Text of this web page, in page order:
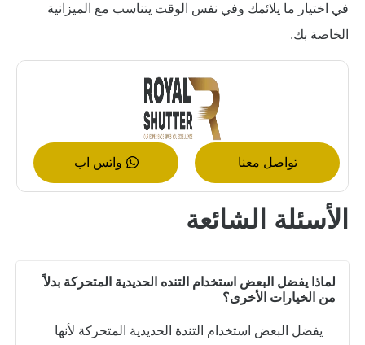
في اختيار ما يلائمك وفي نفس الوقت يتناسب مع الميزانية
الخاصة بك.
تواصل معنا واتس اب
الأسئلة الشائعة
لماذا يفضل البعض استخدام التنده الحديدية المتحركة بدلاً
من الخيارات الأخرى؟
يفضل البعض استخدام التندة الحديدية المتحركة لأنها